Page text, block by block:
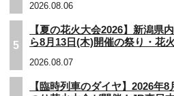
2026.08.06
5
【夏の花火大会2026】新潟県
ら8月13日(木)開催の祭り・花
2026.08.07
【臨時列車のダイヤ】2026年8